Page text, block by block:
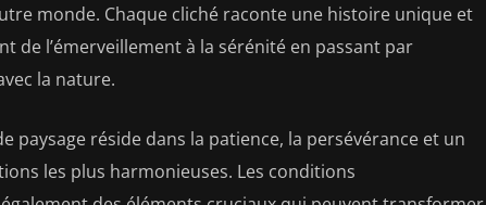
monde. Chaque cliché raconte une histoire unique et
de l’émerveillement à la sérénité en passant par
la nature.
paysage réside dans la patience, la persévérance et un
les plus harmonieuses. Les conditions